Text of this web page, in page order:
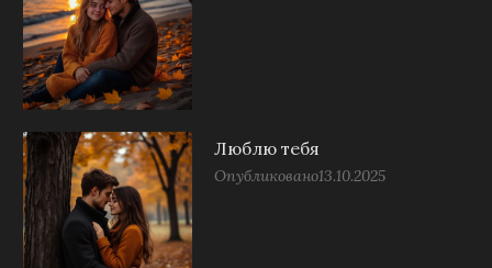
Люблю тебя
Опубликовано13.10.2025